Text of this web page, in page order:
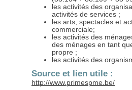
les activités des
activités de services ;
les arts, spectacles et
commerciale;
les activités des
des ménages en tant
propre ;
les activités des
Source et lien utile :
http://www.primespme.be/